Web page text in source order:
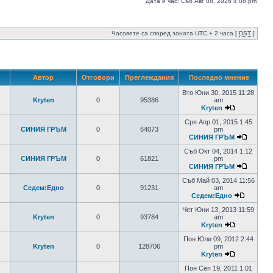
Часовете са според зоната UTC + 2 часа [ DST ]
Автор Отговори Преглеждания Последно мнение
Kryten 0 95386
Вто Юни 30, 2015 11:28
am
Kryten
СИНИЯ ГРЪМ 0 64073
Сря Апр 01, 2015 1:45
pm
СИНИЯ ГРЪМ
СИНИЯ ГРЪМ 0 61821
Съб Окт 04, 2014 1:12
pm
СИНИЯ ГРЪМ
Седем:Едно 0 91231
Съб Май 03, 2014 11:56
am
Седем:Едно
Kryten 0 93784
Чет Юни 13, 2013 11:59
am
Kryten
Kryten 0 128706
Пон Юли 09, 2012 2:44
pm
Kryten
Пон Сеп 19, 2011 1:01